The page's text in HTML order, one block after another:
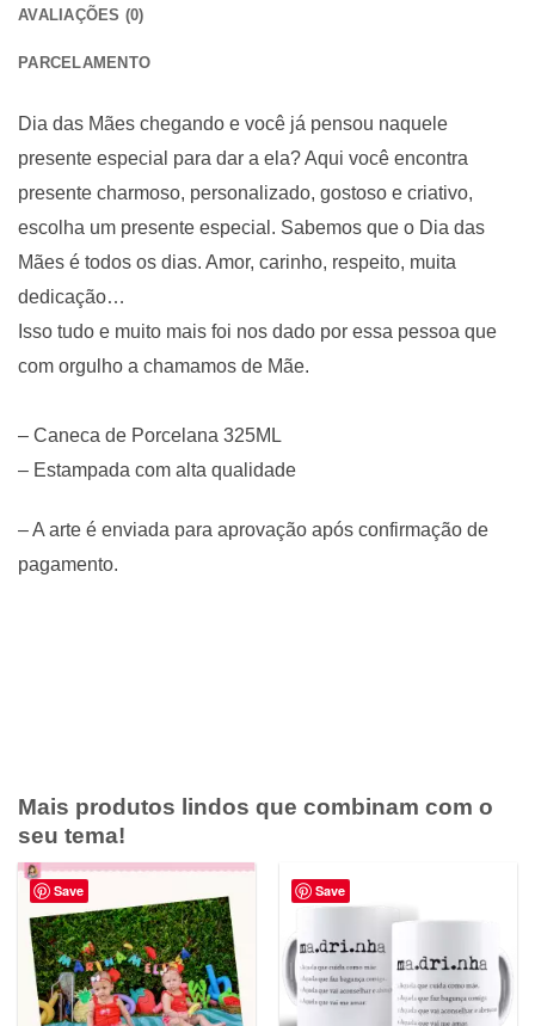
AVALIAÇÕES (0)
PARCELAMENTO
Dia das Mães chegando e você já pensou naquele
presente especial para dar a ela? Aqui você encontra
presente charmoso, personalizado, gostoso e criativo,
escolha um presente especial. Sabemos que o Dia das
Mães é todos os dias. Amor, carinho, respeito, muita
dedicação…
Isso tudo e muito mais foi nos dado por essa pessoa que
com orgulho a chamamos de Mãe.
– Caneca de Porcelana 325ML
– Estampada com alta qualidade
– A arte é enviada para aprovação após confirmação de
pagamento.
Mais produtos lindos que combinam com o
seu tema!
Save Save